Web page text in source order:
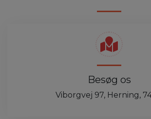
Besøg os
Viborgvej 97, Herning,